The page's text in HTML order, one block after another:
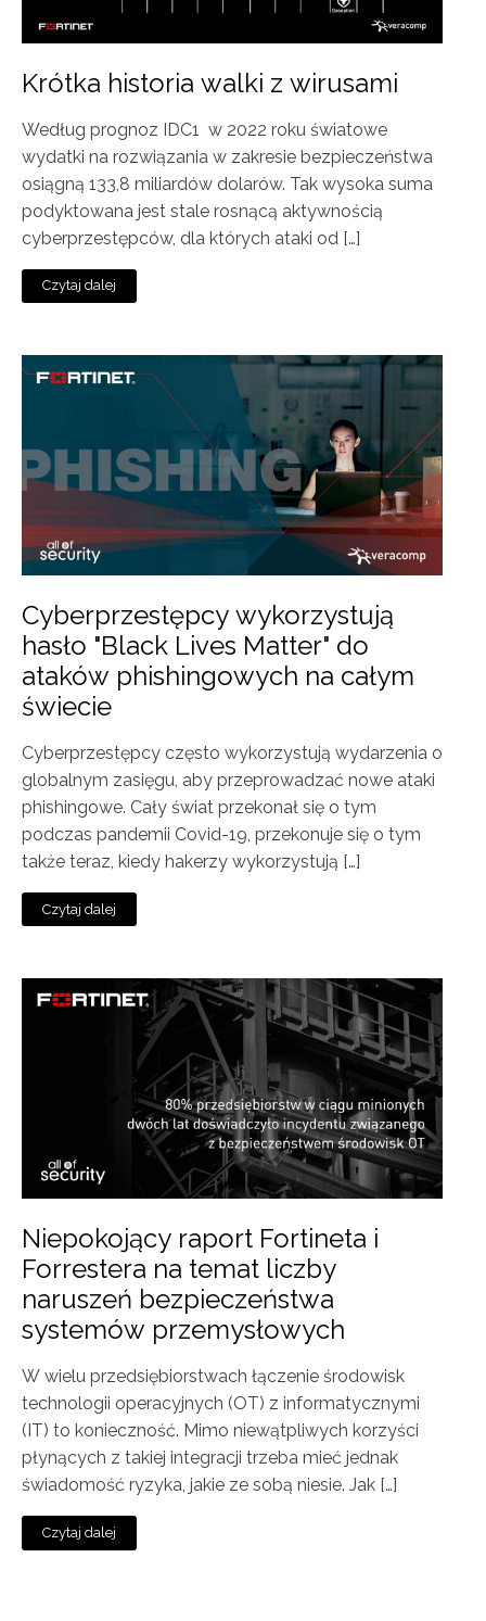
Krótka historia walki z wirusami
Według prognoz IDC1 w 2022 roku światowe
wydatki na rozwiązania w zakresie bezpieczeństwa
osiągną 133,8 miliardów dolarów. Tak wysoka suma
podyktowana jest stale rosnącą aktywnością
cyberprzestępców, dla których ataki od […]
Czytaj dalej
Cyberprzestępcy wykorzystują
hasło "Black Lives Matter" do
ataków phishingowych na całym
świecie
Cyberprzestępcy często wykorzystują wydarzenia o
globalnym zasięgu, aby przeprowadzać nowe ataki
phishingowe. Cały świat przekonał się o tym
podczas pandemii Covid-19, przekonuje się o tym
także teraz, kiedy hakerzy wykorzystują […]
Czytaj dalej
Niepokojący raport Fortineta i
Forrestera na temat liczby
naruszeń bezpieczeństwa
systemów przemysłowych
W wielu przedsiębiorstwach łączenie środowisk
technologii operacyjnych (OT) z informatycznymi
(IT) to konieczność. Mimo niewątpliwych korzyści
płynących z takiej integracji trzeba mieć jednak
świadomość ryzyka, jakie ze sobą niesie. Jak […]
Czytaj dalej